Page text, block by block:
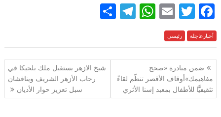
F
ac
e
b
o
o
k
T
w
itt
er
E
ai
l
W
at
s
A
p
p
T
e
gr
a
ar
e
أخبارعاجلة رئيسي
تصفّح
المقالات
ضمن مبادرة «صحح
مفاهيمك»أوقاف الأقصر تنظّم لقاءً
تثقيفيًّا للأطفال بمعبد إسنا الأثري
شيخ الازهر يستقبل ملك بلجيكا في
رحاب الأزهر الشريف ويناقشان
سبل تعزيز حوار الأديان